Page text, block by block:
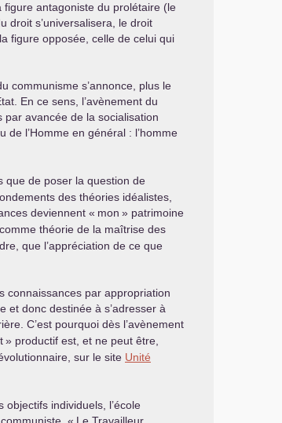
figure antagoniste du prolétaire (le
droit s’universalisera, le droit
figure opposée, celle de celui qui
communisme s’annonce, plus le
En ce sens, l’avènement du
par avancée de la socialisation
l’Homme en général : l’homme
que de poser la question de
des théories idéalistes,
deviennent « mon » patrimoine
théorie de la maîtrise des
que l’appréciation de ce que
connaissances par appropriation
et donc destinée à s’adresser à
C’est pourquoi dès l’avènement
» productif est, et ne peut être,
sur le site Unité
objectifs individuels, l’école